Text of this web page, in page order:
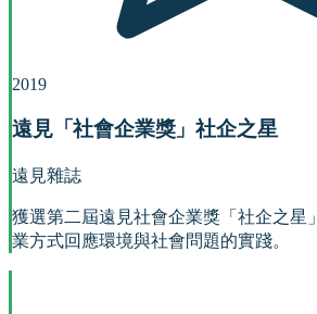
2019
遠見「社會企業獎」社企之星
遠見雜誌
獲選第二屆遠見社會企業獎「社企之星
業方式回應環境與社會問題的實踐。